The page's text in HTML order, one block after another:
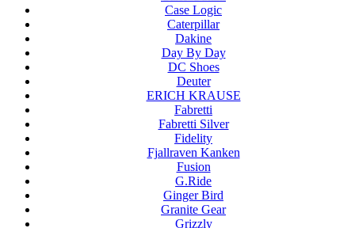
Case Logic
Caterpillar
Dakine
Day By Day
DC Shoes
Deuter
ERICH KRAUSE
Fabretti
Fabretti Silver
Fidelity
Fjallraven Kanken
Fusion
G.Ride
Ginger Bird
Granite Gear
Grizzly